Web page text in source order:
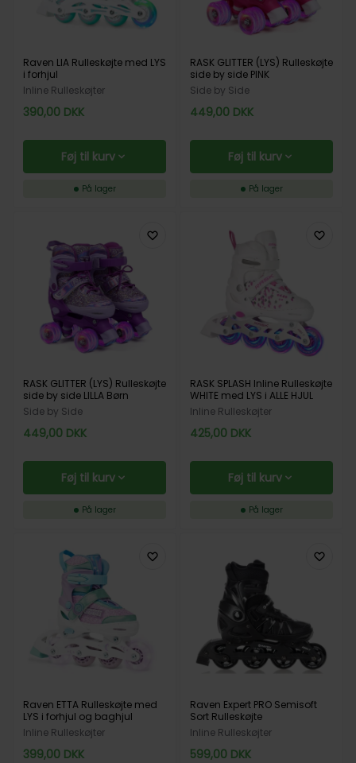
Raven LIA Rulleskøjte med LYS
i forhjul
Inline Rulleskøjter
390,00 DKK
Føj til kurv
På lager
RASK GLITTER (LYS) Rulleskøjte
side by side PINK
Side by Side
449,00 DKK
Føj til kurv
På lager
RASK GLITTER (LYS) Rulleskøjte
side by side LILLA Børn
Side by Side
449,00 DKK
Føj til kurv
På lager
RASK SPLASH Inline Rulleskøjte
WHITE med LYS i ALLE HJUL
Inline Rulleskøjter
425,00 DKK
Føj til kurv
På lager
Raven ETTA Rulleskøjte med
LYS i forhjul og baghjul
Inline Rulleskøjter
399,00 DKK
Raven Expert PRO Semisoft
Sort Rulleskøjte
Inline Rulleskøjter
599,00 DKK